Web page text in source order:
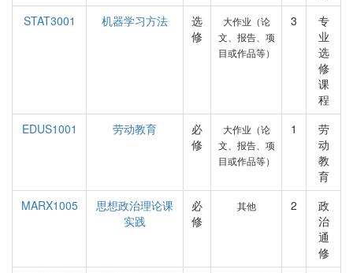
STAT3001
机器学习方法
选
修
大作业（论
文、报告、项
目或作品等）
3
专
业
选
修
课
程
EDUS1001
劳动教育
必
修
大作业（论
文、报告、项
目或作品等）
1
劳
动
教
育
MARX1005
思想政治理论课
实践
必
修
其他 2
政
治
通
修